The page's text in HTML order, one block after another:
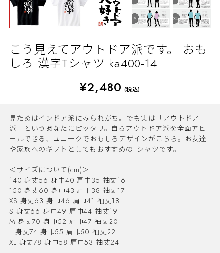
こう見えてアウトドア派です。 おも
しろ 漢字Tシャツ ka400-14
¥2,480 (税込)
見ためはインドア派にみられがち。でも実は「アウトドア
派」というあなたにピッタリ。自らアウトドア派を全面アピ
ールできる、ユニークでおもしろデザインがこちら。お友達
や家族へのギフトとしてもおすすめのTシャツです。
＜サイズについて(cm)＞
140 身丈56 身巾40 肩巾35 袖丈16
150 身丈60 身巾43 肩巾38 袖丈17
XS 身丈63 身巾46 肩巾41 袖丈18
S 身丈66 身巾49 肩巾44 袖丈19
M 身丈70 身巾52 肩巾47 袖丈20
L 身丈74 身巾55 肩巾50 袖丈22
XL 身丈78 身巾58 肩巾53 袖丈24